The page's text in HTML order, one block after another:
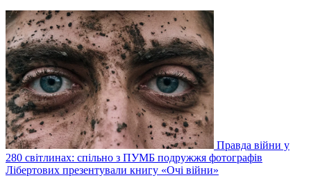
Правда війни у
280 світлинах: спільно з ПУМБ подружжя фотографів
Лібертових презентували книгу «Очі війни»